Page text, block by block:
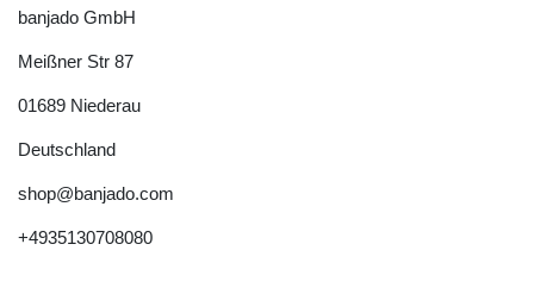
banjado GmbH
Meißner Str 87
01689 Niederau
Deutschland
shop@banjado.com
+4935130708080